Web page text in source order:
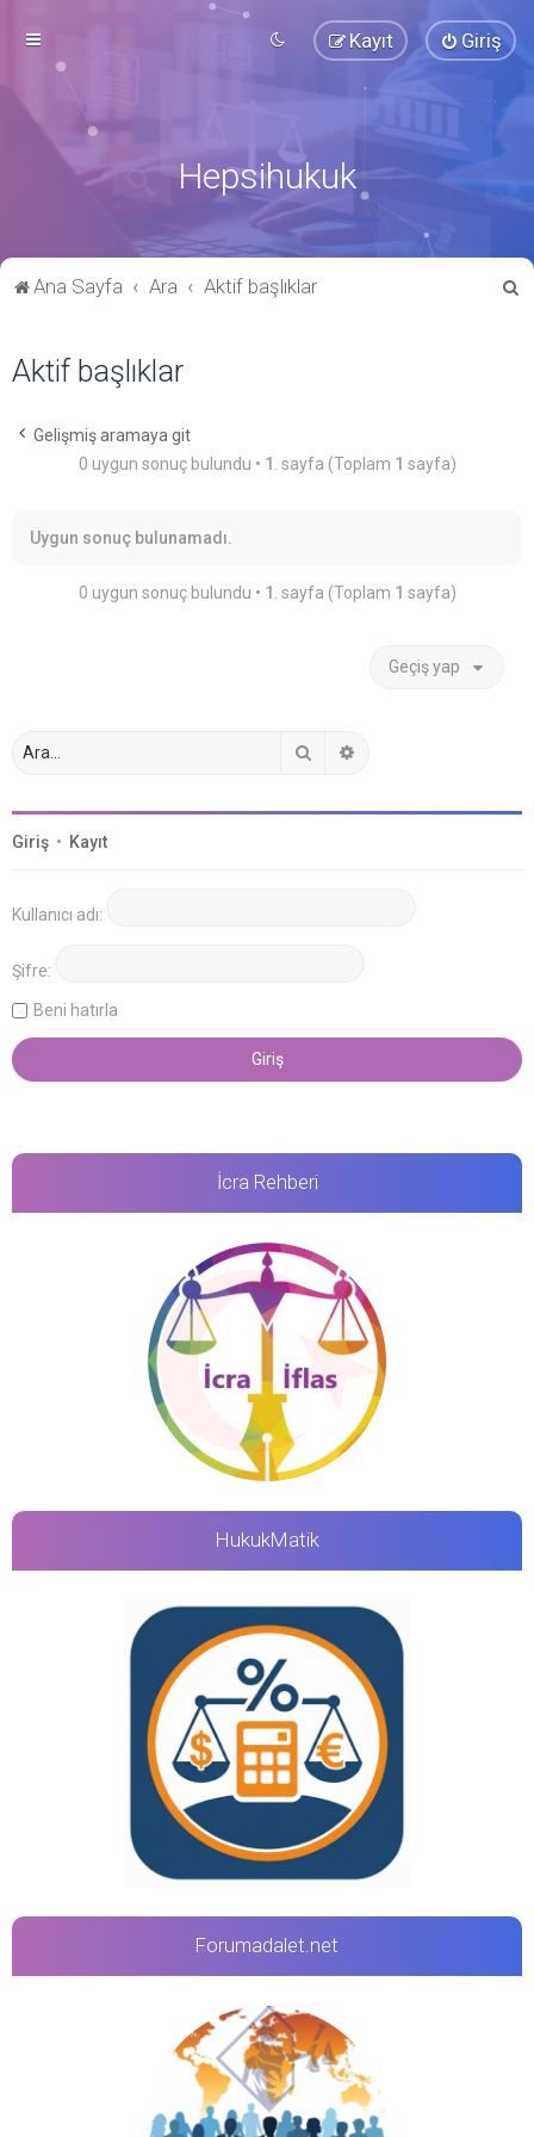
Giriş
Kayıt
Hepsihukuk
Ana Sayfa Ara Aktif başlıklar
Aktif başlıklar
Gelişmiş aramaya git
0 uygun sonuç bulundu • 1 . sayfa (Toplam 1 sayfa)
Uygun sonuç bulunamadı.
0 uygun sonuç bulundu • 1 . sayfa (Toplam 1 sayfa)
Geçiş yap
Giriş • Kayıt
Kullanıcı adı:
Şifre:
Beni hatırla
İcra Rehberi
HukukMatik
Forumadalet.net